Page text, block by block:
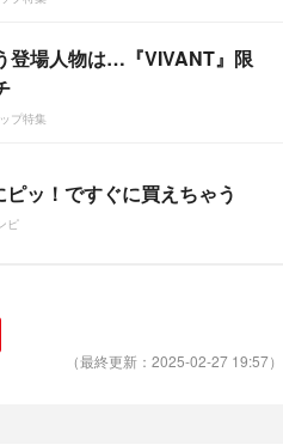
登場人物は…『VIVANT』限
プ特集
ピッ！ですぐに買えちゃう
ピ
（最終更新：2025-02-27 19:57）